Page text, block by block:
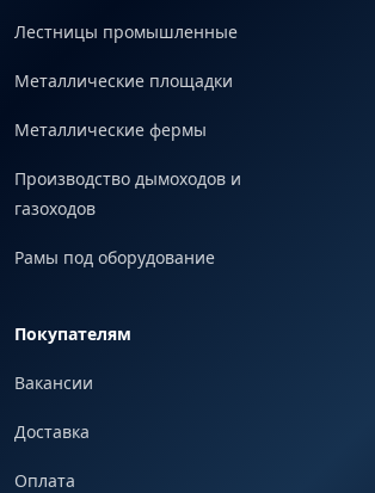
Лестницы промышленные
Металлические площадки
Металлические фермы
Производство дымоходов и
газоходов
Рамы под оборудование
Покупателям
Вакансии
Доставка
Оплата